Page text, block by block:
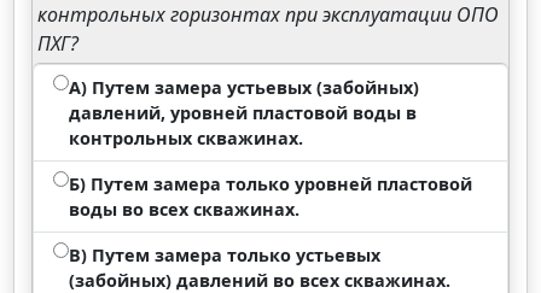
контрольных горизонтах при эксплуатации ОПО
ПХГ?
А) Путем замера устьевых (забойных)
давлений, уровней пластовой воды в
контрольных скважинах.
Б) Путем замера только уровней пластовой
воды во всех скважинах.
В) Путем замера только устьевых
(забойных) давлений во всех скважинах.